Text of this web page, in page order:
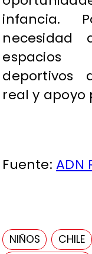
infancia.
necesidad
espacios
deportivos
real y apoyo
Fuente:ADN
NIÑOS CHILE